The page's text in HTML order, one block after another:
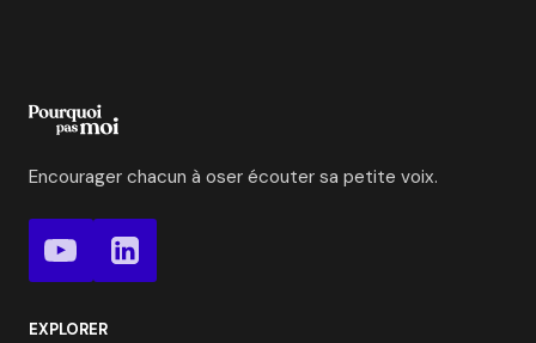
Encourager chacun à oser écouter sa petite voix.
EXPLORER